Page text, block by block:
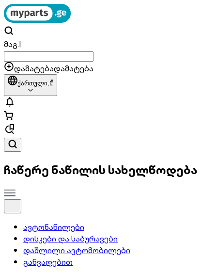
მაგ.|
დამატებადამატება
ქართული,₾
ჩაწერე ნაწილის სახელწოდება
ავტონაწილები
დისკები და საბურავები
დაშლილი ავტომობილები
განვადებით